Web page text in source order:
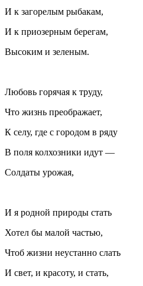
И к загорелым рыбакам,
И к приозерным берегам,
Высоким и зеленым.
Любовь горячая к труду,
Что жизнь преображает,
К селу, где с городом в ряду
В поля колхозники идут —
Солдаты урожая,
И я родной природы стать
Хотел бы малой частью,
Чтоб жизни неустанно слать
И свет, и красоту, и стать,